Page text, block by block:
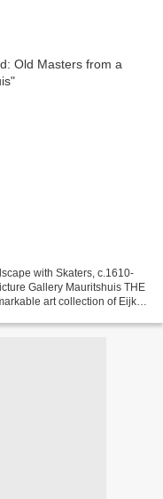
with Skaters, c.1610-
Gallery Mauritshuis THE
art collection of Eijk